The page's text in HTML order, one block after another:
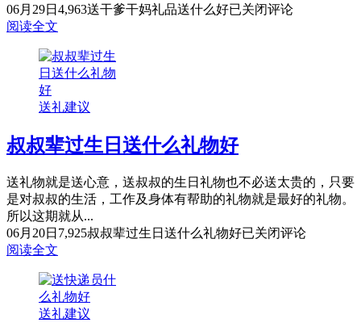
06月29日 4,963送干爹干妈礼品送什么好已关闭评论
阅读全文
送礼建议
叔叔辈过生日送什么礼物好
送礼物就是送心意，送叔叔的生日礼物也不必送太贵的，只要
是对叔叔的生活，工作及身体有帮助的礼物就是最好的礼物。
所以这期就从...
06月20日 7,925叔叔辈过生日送什么礼物好已关闭评论
阅读全文
送礼建议